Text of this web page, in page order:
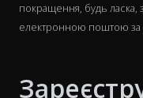
покращення, будь ласка,
електронною поштою